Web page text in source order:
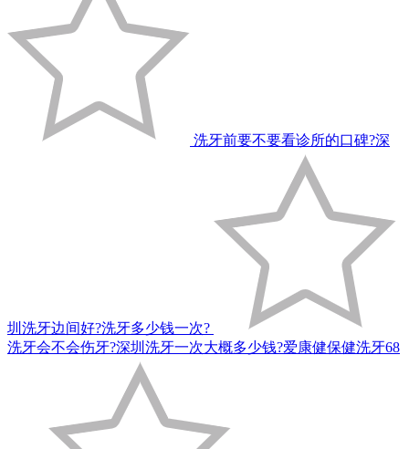
洗牙前要不要看诊所的口碑?深
圳洗牙边间好?洗牙多少钱一次?
洗牙会不会伤牙?深圳洗牙一次大概多少钱?爱康健保健洗牙68